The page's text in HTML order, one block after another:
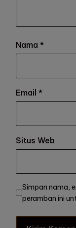
Nama *
Email *
Situs Web
Simpan nama,
peramban ini